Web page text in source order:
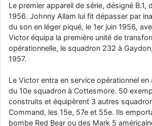
Le premier appareil de série, désigné B.1,
1956. Johnny Allam lui fit dépasser par
du son en léger piqué, le 1er juin 1956,
Victor équipa la première unité de
opérationnelle, le squadron 232 à
1957.
Le Victor entra en service opérationnel en
du 10e squadron à Cottesmore. 50
construits et équipèrent 3 autres
Command, les 15e, 57e et 55e. Ils
bombe Red Bear ou des Mark 5